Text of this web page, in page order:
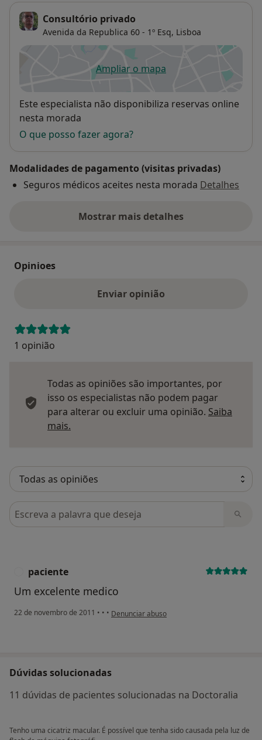
Consultório privado
Avenida da Republica 60 - 1º Esq, Lisboa
Ampliar o mapaabre num novo separador
Disponibilidade
Este especialista não disponibiliza reservas online
nesta morada
O que posso fazer agora?
Modalidades de pagamento (visitas privadas)
Seguros médicos aceites nesta morada Detalhes
Mostrar mais detalhes
sobre o endereço
Opinioes
Enviar opinião
1 opinião
Todas as opiniões são importantes, por
isso os especialistas não podem pagar
para alterar ou excluir uma opinião. Saiba
mais.
Pesquisar em opiniões
paciente
Um excelente medico
22 de novembro de 2011 • • • na opinião do utilizador paciente
Denunciar abuso
Dúvidas solucionadas
11 dúvidas de pacientes solucionadas na Doctoralia
Tenho uma cicatriz macular. É possível que tenha sido causada pela luz de